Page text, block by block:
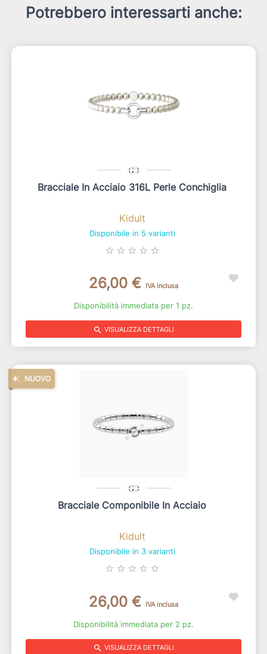
Potrebbero interessarti anche:
Bracciale In Acciaio 316L Perle Conchiglia
Kidult
Disponibile in 5 varianti
star_border star_border star_border star_border star_border
26,00 € IVA inclusa
Disponibilità immediata per 1 pz.
search VISUALIZZA DETTAGLI
NUOVO
Bracciale Componibile In Acciaio
Kidult
Disponibile in 3 varianti
star_border star_border star_border star_border star_border
26,00 € IVA inclusa
Disponibilità immediata per 2 pz.
search VISUALIZZA DETTAGLI